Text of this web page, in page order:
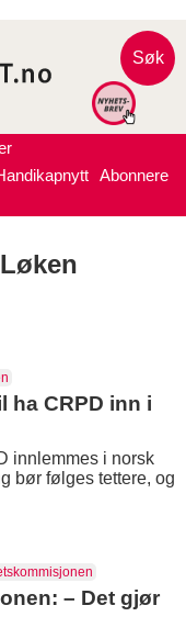
Søk
Abonnere
ha CRPD inn i
innlemmes i norsk
bør følges tettere, og
– Det gjør